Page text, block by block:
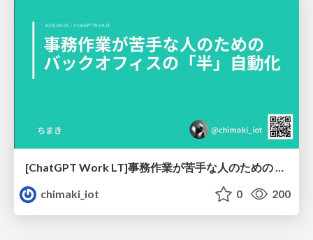
[ChatGPT Work LT]事務作業が苦手な人のための バックオフィスの「半」自動化
chimaki_iot
0 200